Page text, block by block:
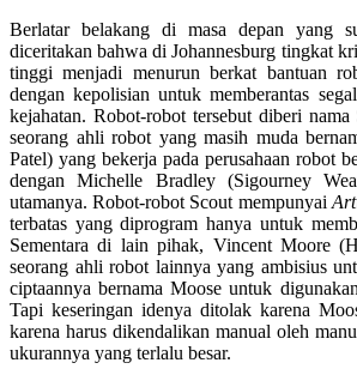
Berlatar belakang di masa depan yang
diceritakan bahwa di Johannesburg tingkat
tinggi menjadi menurun berkat bantuan
dengan kepolisian untuk memberantas
kejahatan. Robot-robot tersebut diberi
seorang ahli robot yang masih muda
Patel) yang bekerja pada perusahaan robot
dengan Michelle Bradley (Sigourney
utamanya. Robot-robot Scout mempunyai
terbatas yang diprogram hanya untuk
Sementara di lain pihak, Vincent Moore
seorang ahli robot lainnya yang ambisius
ciptaannya bernama Moose untuk
Tapi keseringan idenya ditolak karena
karena harus dikendalikan manual oleh
ukurannya yang terlalu besar.